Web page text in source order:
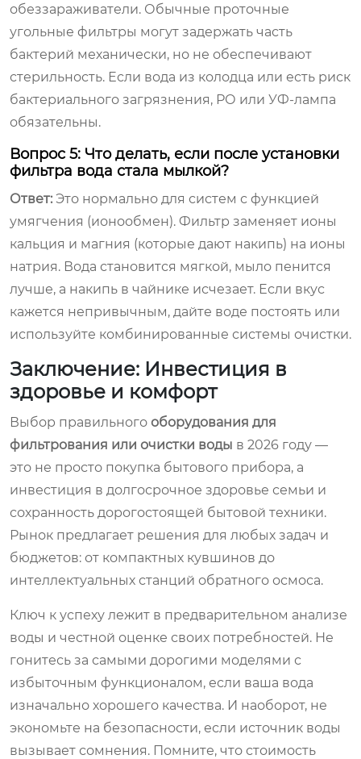
обеззараживатели. Обычные проточные
угольные фильтры могут задержать часть
бактерий механически, но не обеспечивают
стерильность. Если вода из колодца или есть риск
бактериального загрязнения, РО или УФ-лампа
обязательны.
Вопрос 5: Что делать, если после установки
фильтра вода стала мылкой?
Ответ: Это нормально для систем с функцией
умягчения (ионообмен). Фильтр заменяет ионы
кальция и магния (которые дают накипь) на ионы
натрия. Вода становится мягкой, мыло пенится
лучше, а накипь в чайнике исчезает. Если вкус
кажется непривычным, дайте воде постоять или
используйте комбинированные системы очистки.
Заключение: Инвестиция в
здоровье и комфорт
Выбор правильного оборудования для
фильтрования или очистки воды в 2026 году —
это не просто покупка бытового прибора, а
инвестиция в долгосрочное здоровье семьи и
сохранность дорогостоящей бытовой техники.
Рынок предлагает решения для любых задач и
бюджетов: от компактных кувшинов до
интеллектуальных станций обратного осмоса.
Ключ к успеху лежит в предварительном анализе
воды и честной оценке своих потребностей. Не
гонитесь за самыми дорогими моделями с
избыточным функционалом, если ваша вода
изначально хорошего качества. И наоборот, не
экономьте на безопасности, если источник воды
вызывает сомнения. Помните, что стоимость